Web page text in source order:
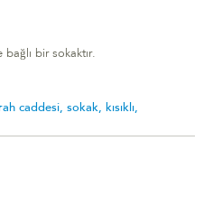
bağlı bir sokaktır.
caddesi, sokak, kısıklı,